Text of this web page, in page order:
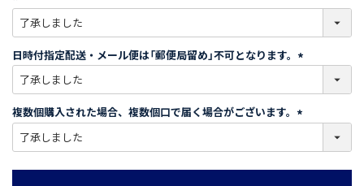
必
須
)
日時付指定配送・メール便は「郵便局留め」不可となります。
必
)
複数個購入された場合、複数個口で届く場合がございます。
必